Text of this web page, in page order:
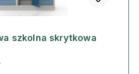
szkolna skrytkowa